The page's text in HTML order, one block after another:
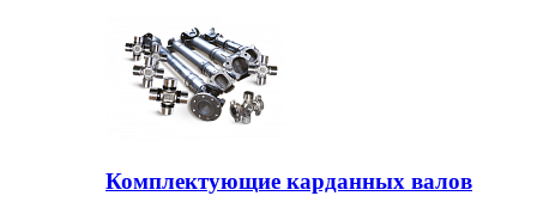
Комплектующие карданных валов